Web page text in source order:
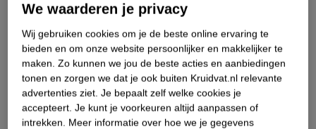
Nature Impact Score
Dit product heeft (nog) geen Nature
Impact Score.
Meer informatie
We waarderen je privacy
Wij gebruiken cookies om je de beste online ervaring te
bieden en om onze website persoonlijker en makkelijker te
maken. Zo kunnen we jou de beste acties en aanbiedingen
tonen en zorgen we dat je ook buiten Kruidvat.nl relevante
advertenties ziet. Je bepaalt zelf welke cookies je
accepteert. Je kunt je voorkeuren altijd aanpassen of
intrekken. Meer informatie over hoe we je gegevens